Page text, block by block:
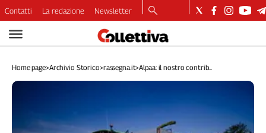
Video
Dirette
Longform
Economia
Contatti La redazione Newsletter
Home page>Archivio Storico>rassegna.it>Alpaa: il nostro contrib...